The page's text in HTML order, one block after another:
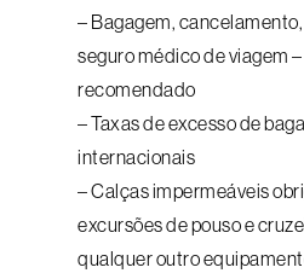
– Bagagem,
seguro médico de viagem
recomendado
– Taxas de excesso de
internacionais
– Calças impermeáveis
excursões de pouso e
qualquer outro